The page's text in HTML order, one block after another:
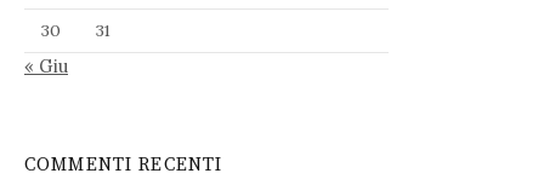
30
31
« Giu
COMMENTI RECENTI